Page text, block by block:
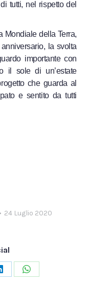
tutti, nel rispetto del
Mondiale della Terra,
la svolta
importante con
il sole di un’estate
che guarda al
e sentito da tutti
24 Luglio 2020
Condividi